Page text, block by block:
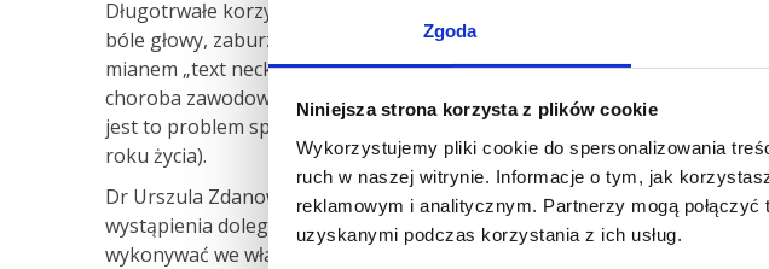
Zgoda
Niniejsza strona korzysta z plików cookie
Wykorzystujemy pliki cookie do spersonalizowania
ruch w naszej witrynie. Informacje o tym, jak
reklamowym i analitycznym. Partnerzy mogą
uzyskanymi podczas korzystania z ich usług.
Długotrwałe korzystanie z telefonu może powodować także skurcze
bóle głowy, zaburzenia spania, a nawet depresje. Syndrom określany
mianem „text neck” dotyczy aż 80% całej populacji. Do niedawna była to
choroba zawodowa, związana z pracą biurową przy komputerze. Obecnie
jest to problem społeczny i dotyka nawet ludzi młodych (zwłaszcza od 15
roku życia).
Dr Urszula Zdanowicz podkreśla, że nie ma 100% metody zapobiegania
wystąpienia dolegliwości, jednak istnieją ćwiczenia, które możemy
wykonywać we własnym zakresie. Są to ćwiczenia na rozciąganie i